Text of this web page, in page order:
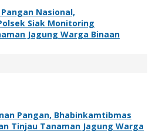
Nasional,
Siak Monitoring
Jagung Warga Binaan
Pangan, Bhabinkamtibmas
Tinjau Tanaman Jagung Warga